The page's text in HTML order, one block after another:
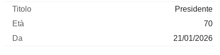
Presidente
70
21/01/2026